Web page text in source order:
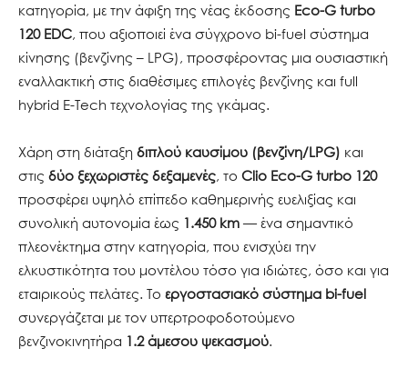
κατηγορία, με την άφιξη της νέας έκδοσης Eco-G turbo
120 EDC, που αξιοποιεί ένα σύγχρονο bi-fuel σύστημα
κίνησης (βενζίνης – LPG), προσφέροντας μια ουσιαστική
εναλλακτική στις διαθέσιμες επιλογές βενζίνης και full
hybrid E-Tech τεχνολογίας της γκάμας.
Χάρη στη διάταξη διπλού καυσίμου (βενζίνη/LPG) και
στις δύο ξεχωριστές δεξαμενές, το Clio Eco-G turbo 120
προσφέρει υψηλό επίπεδο καθημερινής ευελιξίας και
συνολική αυτονομία έως 1.450 km — ένα σημαντικό
πλεονέκτημα στην κατηγορία, που ενισχύει την
ελκυστικότητα του μοντέλου τόσο για ιδιώτες, όσο και για
εταιρικούς πελάτες. Το εργοστασιακό σύστημα bi-fuel
συνεργάζεται με τον υπερτροφοδοτούμενο
βενζινοκινητήρα 1.2 άμεσου ψεκασμού.